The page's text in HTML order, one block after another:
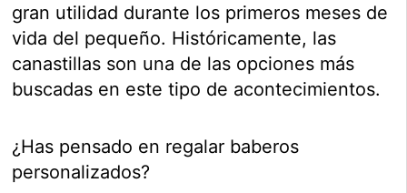
gran utilidad durante los primeros meses de
vida del pequeño. Históricamente, las
canastillas son una de las opciones más
buscadas en este tipo de acontecimientos.
¿Has pensado en regalar baberos
personalizados?